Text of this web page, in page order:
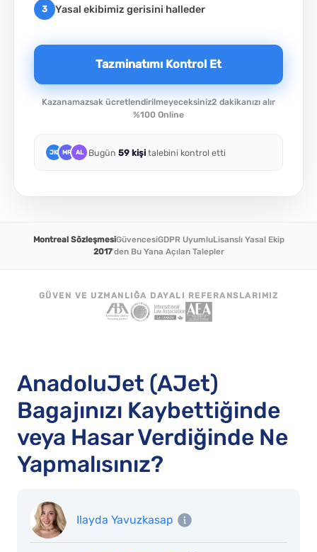
3 Yasal ekibimiz gerisini halleder
Tazminatımı Kontrol Et
Kazanamazsak ücretlendirilmeyeceksiniz2 dakikanızı alır
%100 Online
JK MR AL Bugün 59 kişi talebini kontrol etti
Montreal SözleşmesiGüvencesiGDPR UyumluLisanslı Yasal Ekip
2017'den Bu Yana Açılan Talepler
GÜVEN VE UZMANLIĞA DAYALI REFERANSLARIMIZ
AnadoluJet (AJet)
Bagajınızı Kaybettiğinde
veya Hasar Verdiğinde Ne
Yapmalısınız?
Ilayda Yavuzkasap